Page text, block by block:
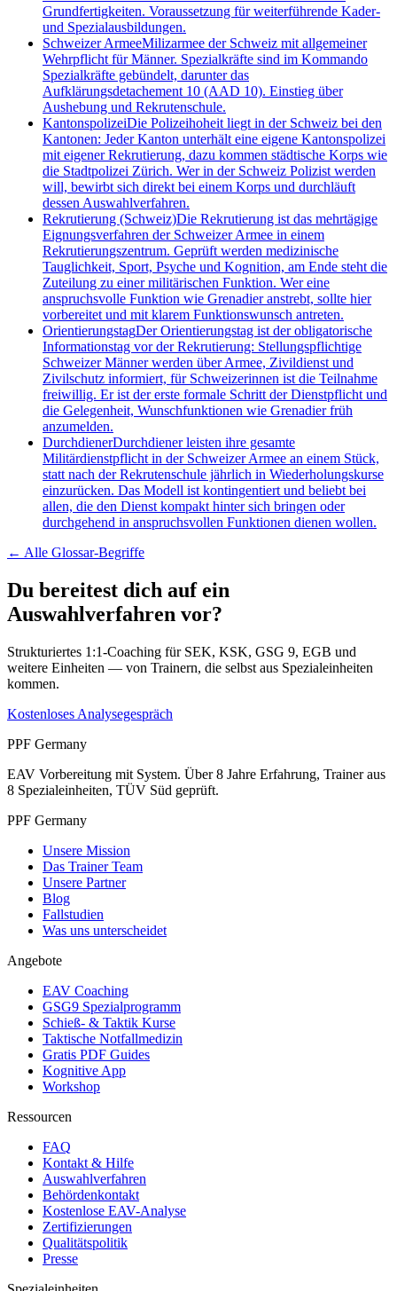
Grundfertigkeiten. Voraussetzung für weiterführende Kader-
und Spezialausbildungen.
Schweizer ArmeeMilizarmee der Schweiz mit allgemeiner
Wehrpflicht für Männer. Spezialkräfte sind im Kommando
Spezialkräfte gebündelt, darunter das
Aufklärungsdetachement 10 (AAD 10). Einstieg über
Aushebung und Rekrutenschule.
KantonspolizeiDie Polizeihoheit liegt in der Schweiz bei den
Kantonen: Jeder Kanton unterhält eine eigene Kantonspolizei
mit eigener Rekrutierung, dazu kommen städtische Korps wie
die Stadtpolizei Zürich. Wer in der Schweiz Polizist werden
will, bewirbt sich direkt bei einem Korps und durchläuft
dessen Auswahlverfahren.
Rekrutierung (Schweiz)Die Rekrutierung ist das mehrtägige
Eignungsverfahren der Schweizer Armee in einem
Rekrutierungszentrum. Geprüft werden medizinische
Tauglichkeit, Sport, Psyche und Kognition, am Ende steht die
Zuteilung zu einer militärischen Funktion. Wer eine
anspruchsvolle Funktion wie Grenadier anstrebt, sollte hier
vorbereitet und mit klarem Funktionswunsch antreten.
OrientierungstagDer Orientierungstag ist der obligatorische
Informationstag vor der Rekrutierung: Stellungspflichtige
Schweizer Männer werden über Armee, Zivildienst und
Zivilschutz informiert, für Schweizerinnen ist die Teilnahme
freiwillig. Er ist der erste formale Schritt der Dienstpflicht und
die Gelegenheit, Wunschfunktionen wie Grenadier früh
anzumelden.
DurchdienerDurchdiener leisten ihre gesamte
Militärdienstpflicht in der Schweizer Armee an einem Stück,
statt nach der Rekrutenschule jährlich in Wiederholungskurse
einzurücken. Das Modell ist kontingentiert und beliebt bei
allen, die den Dienst kompakt hinter sich bringen oder
durchgehend in anspruchsvollen Funktionen dienen wollen.
← Alle Glossar-Begriffe
Du bereitest dich auf ein
Auswahlverfahren vor?
Strukturiertes 1:1-Coaching für SEK, KSK, GSG 9, EGB und
weitere Einheiten — von Trainern, die selbst aus Spezialeinheiten
kommen.
Kostenloses Analysegespräch
PPF Germany
EAV Vorbereitung mit System. Über 8 Jahre Erfahrung, Trainer aus
8 Spezialeinheiten, TÜV Süd geprüft.
PPF Germany
Unsere Mission
Das Trainer Team
Unsere Partner
Blog
Fallstudien
Was uns unterscheidet
Angebote
EAV Coaching
GSG9 Spezialprogramm
Schieß- & Taktik Kurse
Taktische Notfallmedizin
Gratis PDF Guides
Kognitive App
Workshop
Ressourcen
FAQ
Kontakt & Hilfe
Auswahlverfahren
Behördenkontakt
Kostenlose EAV-Analyse
Zertifizierungen
Qualitätspolitik
Presse